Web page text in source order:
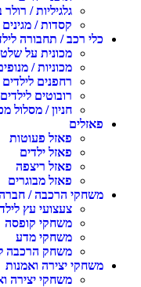
גלגיליות /
קסדות / מגינים
כלי רכב / תחבורה
מכונית על שלט
מכוניות /
רחפנים
רובוטים לילדים
חניון / מסלול
פאזלים
פאזל פעוטות
פאזל ילדים
פאזל ריצפה
פאזל מבוגרים
משחקי הרכבה /
צעצועי עץ
משחקי קופסה
משחקי מדע
משחק הרכבה
משחקי יצירה ואמנות
משחקי יצירה